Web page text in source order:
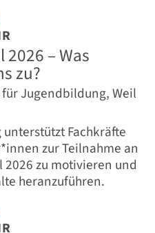
– Was
zu?
Jugendbildung, Weil
Fachkräfte
zur Teilnahme an
zu motivieren und
heranzuführen.